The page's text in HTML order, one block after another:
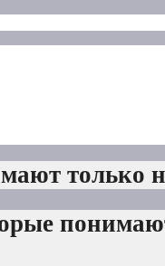
только